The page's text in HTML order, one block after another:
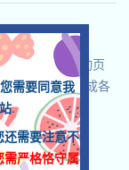
言：
，打开活动页
链接钱包，完成各
收录时间:
需要同意我
.
还需要注意不
需严格恪守属